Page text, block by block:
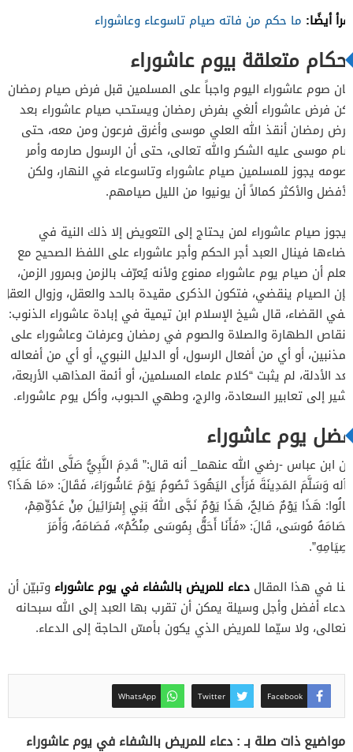
اقرأ أيضًا: ما حكم من فاته صيام تاسوعاء وعاشوراء
أحكام متعلقة بيوم عاشوراء
كان صوم عاشوراء اليوم واجباً على المسلمين قبل فرض صيام رمضان،
لكن فرض عاشوراء ألغي بفرض رمضان ويستحب صيام عاشوراء بعد
فرض رمضان أنقذ الله العلي موسى وأغرق فرعون ومن معه، حتى
صام موسى عليه الشكر والله تعالى، حتى أن الرسول صارمه وأمر
بصومه يجوز للمسلمين صيام عاشوراء وتاسوعاء في النهار، ولكن
الأفضل والأكثر كمالاً أن يونيوا من الليل صيامهم.
ويجوز صيام عاشوراء لمن يحتاج إلى التعويض إلا ذلك النية في
قضاءها فينال العبد أجر الحكم وأجر عاشوراء على اللفظ الصحيح مع
العلم أن صيام يوم عاشوراء ممنوع ولأنه يُعرّف بالزمن وبمرور الزمن،
فإن الصيام ينقضي، فتكون الذكرى مقيدة بالحد والعقل، وزوال العقل
ينفي القضاء، قال شيخ الإسلام ابن تيمية في إبادة عاشوراء الذنوب:
“إنقاص الطهارة والصلاة والصوم في رمضان وعرفات وعاشوراء على
المذنبين، أو أي من أفعال الرسول، أو الدليل النبوي، أو أي من أفعاله
بعد الأدلة، لم يثبت “كلام علماء المسلمين، أو أئمة المذاهب الأربعة،
يشير إلى تعابير السعادة، والرج، وطهي الحبوب، وأكل يوم عاشوراء.
فضل يوم عاشوراء
عن ابن عباس -رضي الله عنهما_ أنه قال:” قَدِمَ النَّبِيُّ صَلَّى اللهُ عَلَيْهِ
وآله وَسَلَّمَ المَدِينَةَ فَرَأَى اليَهُودَ تَصُومُ يَوْمَ عَاشُورَاءَ، فَقَالَ: «مَا هَذَا؟»
قَالُوا: هَذَا يَوْمٌ صَالِحٌ، هَذَا يَوْمٌ نَجَّى اللهُ بَنِي إِسْرَائِيلَ مِنْ عَدُوِّهِمْ،
فَصَامَهُ مُوسَى، قَالَ: «فَأَنَا أَحَقُّ بِمُوسَى مِنْكُمْ»، فَصَامَهُ، وَأَمَرَ
بِصِيَامِهِ”.
بينا في هذا المقال دعاء للمريض بالشفاء في يوم عاشوراء وتبيّن أن
الدعاء أفضل وأجل وسيلة يمكن أن تقرب بها العبد إلى الله سبحانه
وتعالى، ولا سيّما للمريض الذي يكون بأمسّ الحاجة إلى الدعاء.
Facebook
Twitter
WhatsApp
مواضيع ذات صلة بـ : دعاء للمريض بالشفاء في يوم عاشوراء